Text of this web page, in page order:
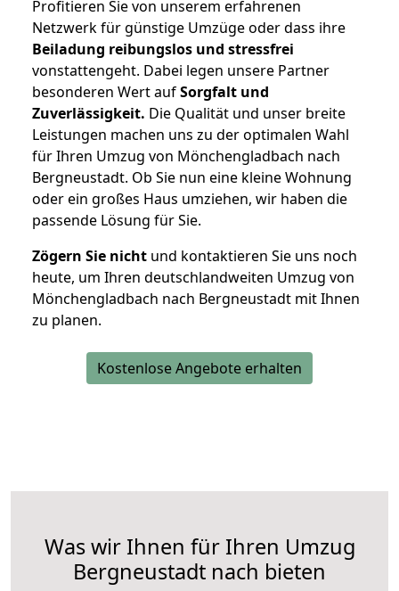
Profitieren Sie von unserem erfahrenen
Netzwerk für günstige Umzüge oder dass ihre
Beiladung reibungslos und stressfrei
vonstattengeht. Dabei legen unsere Partner
besonderen Wert aufSorgfalt und
Zuverlässigkeit. Die Qualität und unser breite
Leistungen machen uns zu der optimalen Wahl
für Ihren Umzug von Mönchengladbach nach
Bergneustadt. Ob Sie nun eine kleine Wohnung
oder ein großes Haus umziehen, wir haben die
passende Lösung für Sie.
Zögern Sie nicht und kontaktieren Sie uns noch
heute, um Ihren deutschlandweiten Umzug von
Mönchengladbach nach Bergneustadt mit Ihnen
zu planen.
Kostenlose Angebote erhalten
Was wir Ihnen für Ihren Umzug
Bergneustadt nach bieten